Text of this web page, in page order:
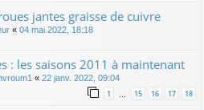
jantes graisse de cuivre
« 04 mai 2022, 18:18
: les saisons 2011 à maintenant
« 22 janv. 2022, 09:04
1 15 16 17 18